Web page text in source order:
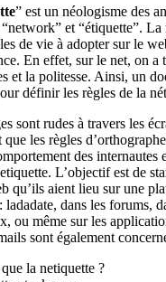
” est un néologisme des
et “étiquette”. La
de vie à adopter sur le
En effet, sur le net, on a
et la politesse. Ainsi, un
définir les règles de la
sont rudes à travers les
que les règles
des internautes
L’objectif est de
qu’ils aient lieu sur une
ladadate, dans les forums,
ou même sur les
sont également